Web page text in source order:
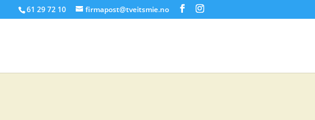
61 29 72 10 firmapost@tveitsmie.no